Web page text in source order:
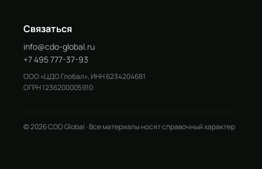
Связаться
info@cdo-global.ru
+7 495 777-37-93
ООО «ЦДО Глобал», ИНН 6234204681
ОГРН 1236200005910
© 2026 CDO Global · Все материалы носят справочный характер